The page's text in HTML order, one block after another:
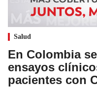
Salud
En Colombia
ensayos
pacientes con